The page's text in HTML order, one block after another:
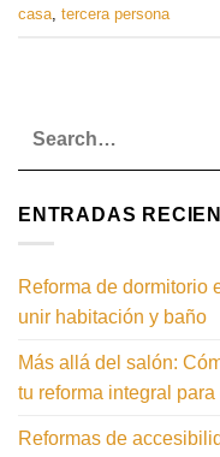
casa tercera persona
ENTRADAS
Reforma de dormitorio
unir habitación y baño
Más allá del salón:
tu reforma integral
Reformas de